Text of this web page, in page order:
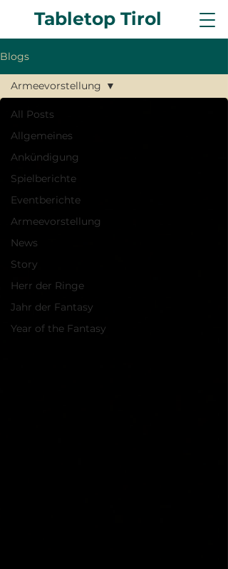
Tabletop Tirol
Blogs
All Posts
Allgemeines
Ankündigung
Spielberichte
Eventberichte
Armeevorstellung
News
Story
Herr der Ringe
Jahr der Fantasy
Year of the Fantasy
Armeevorstellung